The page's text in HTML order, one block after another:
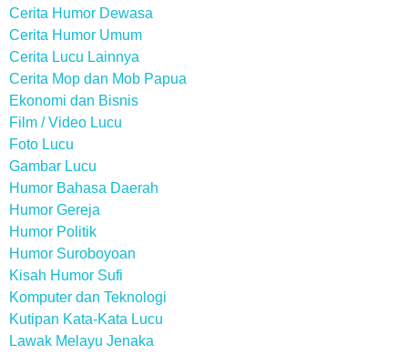
Cerita Humor Dewasa
Cerita Humor Umum
Cerita Lucu Lainnya
Cerita Mop dan Mob Papua
Ekonomi dan Bisnis
Film / Video Lucu
Foto Lucu
Gambar Lucu
Humor Bahasa Daerah
Humor Gereja
Humor Politik
Humor Suroboyoan
Kisah Humor Sufi
Komputer dan Teknologi
Kutipan Kata-Kata Lucu
Lawak Melayu Jenaka